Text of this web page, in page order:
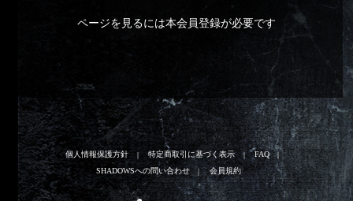
ページを見るには本会員登録が必要です
個人情報保護方針 特定商取引に基づく表示
FAQ
SHADOWSへの問い合わせ
会員規約